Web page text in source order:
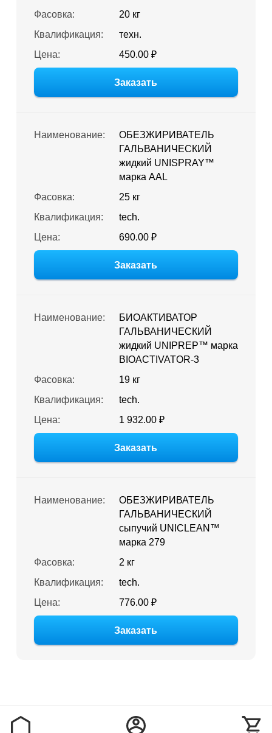
Фасовка:
20 кг
Квалификация:
техн.
Цена:
450.00 ₽
Заказать
Наименование:
ОБЕЗЖИРИВАТЕЛЬ
ГАЛЬВАНИЧЕСКИЙ
жидкий UNISPRAY™
марка AAL
Фасовка:
25 кг
Квалификация:
tech.
Цена:
690.00 ₽
Заказать
Наименование:
БИОАКТИВАТОР
ГАЛЬВАНИЧЕСКИЙ
жидкий UNIPREP™ марка
BIOACTIVATOR-3
Фасовка:
19 кг
Квалификация:
tech.
Цена:
1 932.00 ₽
Заказать
Наименование:
ОБЕЗЖИРИВАТЕЛЬ
ГАЛЬВАНИЧЕСКИЙ
сыпучий UNICLEAN™
марка 279
Фасовка:
2 кг
Квалификация:
tech.
Цена:
776.00 ₽
Заказать